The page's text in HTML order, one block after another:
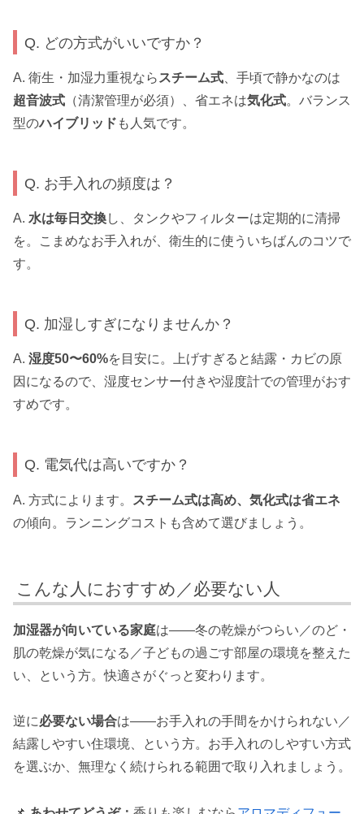
Q. どの方式がいいですか？
A. 衛生・加湿力重視なら スチーム式 、手頃で静かなのは
超音波式 （清潔管理が必須）、省エネは気化式。バランス
型のハイブリッド も人気です。
Q. お手入れの頻度は？
A. 水は毎日交換し、タンクやフィルターは定期的に清掃
を。こまめなお手入れが、衛生的に使ういちばんのコツで
す。
Q. 加湿しすぎになりませんか？
A. 湿度50〜60%を目安に。上げすぎると結露・カビの原
因になるので、湿度センサー付きや湿度計での管理がおす
すめです。
Q. 電気代は高いですか？
A. 方式によります。
スチーム式は高め、気化式は省エネ
の傾向。ランニングコストも含めて選びましょう。
こんな人におすすめ／必要ない人
加湿器が向いている家庭は——冬の乾燥がつらい／のど・
肌の乾燥が気になる／子どもの過ごす部屋の環境を整えた
い、という方。快適さがぐっと変わります。
逆に必要ない場合は——お手入れの手間をかけられない／
結露しやすい住環境、という方。お手入れのしやすい方式
を選ぶか、無理なく続けられる範囲で取り入れましょう。